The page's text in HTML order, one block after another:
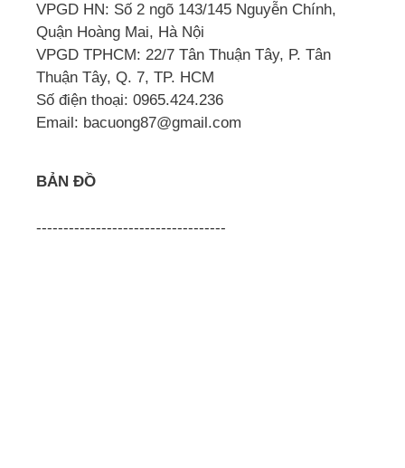
VPGD HN: Số 2 ngõ 143/145 Nguyễn Chính,
Quận Hoàng Mai, Hà Nội
VPGD TPHCM: 22/7 Tân Thuận Tây, P. Tân
Thuận Tây, Q. 7, TP. HCM
Số điện thoại: 0965.424.236
Email: bacuong87@gmail.com
BẢN ĐỒ
-----------------------------------